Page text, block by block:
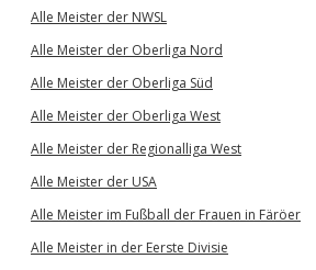
Alle Meister der NWSL
Alle Meister der Oberliga Nord
Alle Meister der Oberliga Süd
Alle Meister der Oberliga West
Alle Meister der Regionalliga West
Alle Meister der USA
Alle Meister im Fußball der Frauen in Färöer
Alle Meister in der Eerste Divisie